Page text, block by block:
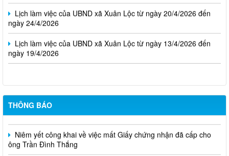
Lịch làm việc của UBND xã Xuân Lộc từ ngày 20/4/2026 đến
ngày 24/4/2026
Lịch làm việc của UBND xã Xuân Lộc từ ngày 13/4/2026 đến
ngày 19/4/2026
THÔNG BÁO
Cuộc thi trực tuyến tìm hiểu pháp luật năm 2026.
Niêm yết công khai về việc mất Giấy chứng nhận đã cấp cho
ông Trần Đình Thắng